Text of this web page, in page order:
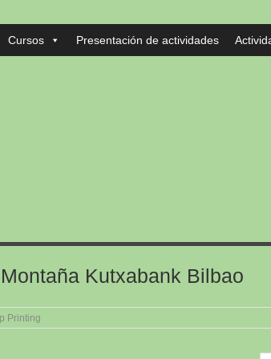
Cursos Presentación de actividades
Kutxabank Bilbao
Printing